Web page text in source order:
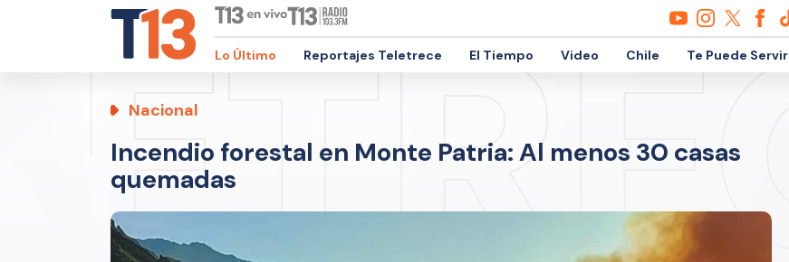
Lo Último Reportajes Teletrece El Tiempo Video Chile Te Puede Servir
Nacional
Incendio forestal en Monte Patria: Al menos 30 casas
quemadas